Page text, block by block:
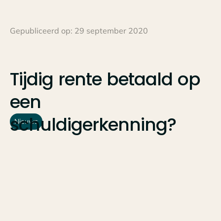
Gepubliceerd op: 29 september 2020
Tijdig rente betaald op
een
schuldigerkenning?
Nieuws